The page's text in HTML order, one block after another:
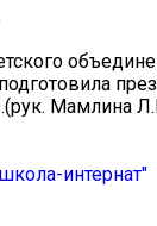
Мамлина
интернат"